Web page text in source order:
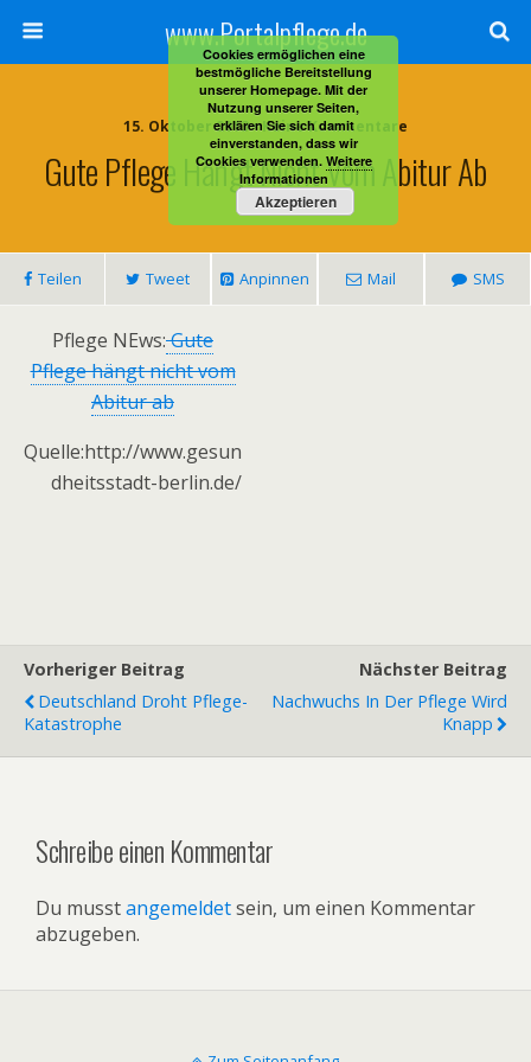
www.Portalpflege.de
15. Oktober 2013 • Keine Kommentare
Gute Pflege Hängt Nicht Vom Abitur Ab
Teilen Tweet Anpinnen Mail SMS
Pflege NEws:Gute
Pflege hängt nicht vom
Abitur ab
Quelle:http://www.gesun
dheitsstadt-berlin.de/
Vorheriger Beitrag
Deutschland Droht Pflege-
Katastrophe
Nächster Beitrag
Nachwuchs In Der Pflege Wird
Knapp
Schreibe einen Kommentar
Du musstangemeldetsein, um einen Kommentar
abzugeben.
Cookies ermöglichen eine
bestmögliche Bereitstellung
unserer Homepage. Mit der
Nutzung unserer Seiten,
erklären Sie sich damit
einverstanden, dass wir
Cookies verwenden. Weitere
Informationen
Akzeptieren